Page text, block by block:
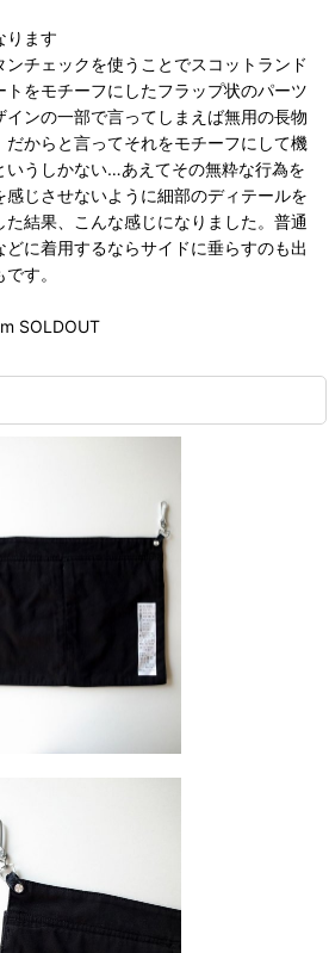
ります
チェックを使うことでスコットランド
をモチーフにしたフラップ状のパーツ
ンの一部で言ってしまえば無用の長物
だからと言ってそれをモチーフにして機
いうしかない…あえてその無粋な行為を
じさせないように細部のディテールを
結果、こんな感じになりました。普通
に着用するならサイドに垂らすのも出
す。
SOLDOUT